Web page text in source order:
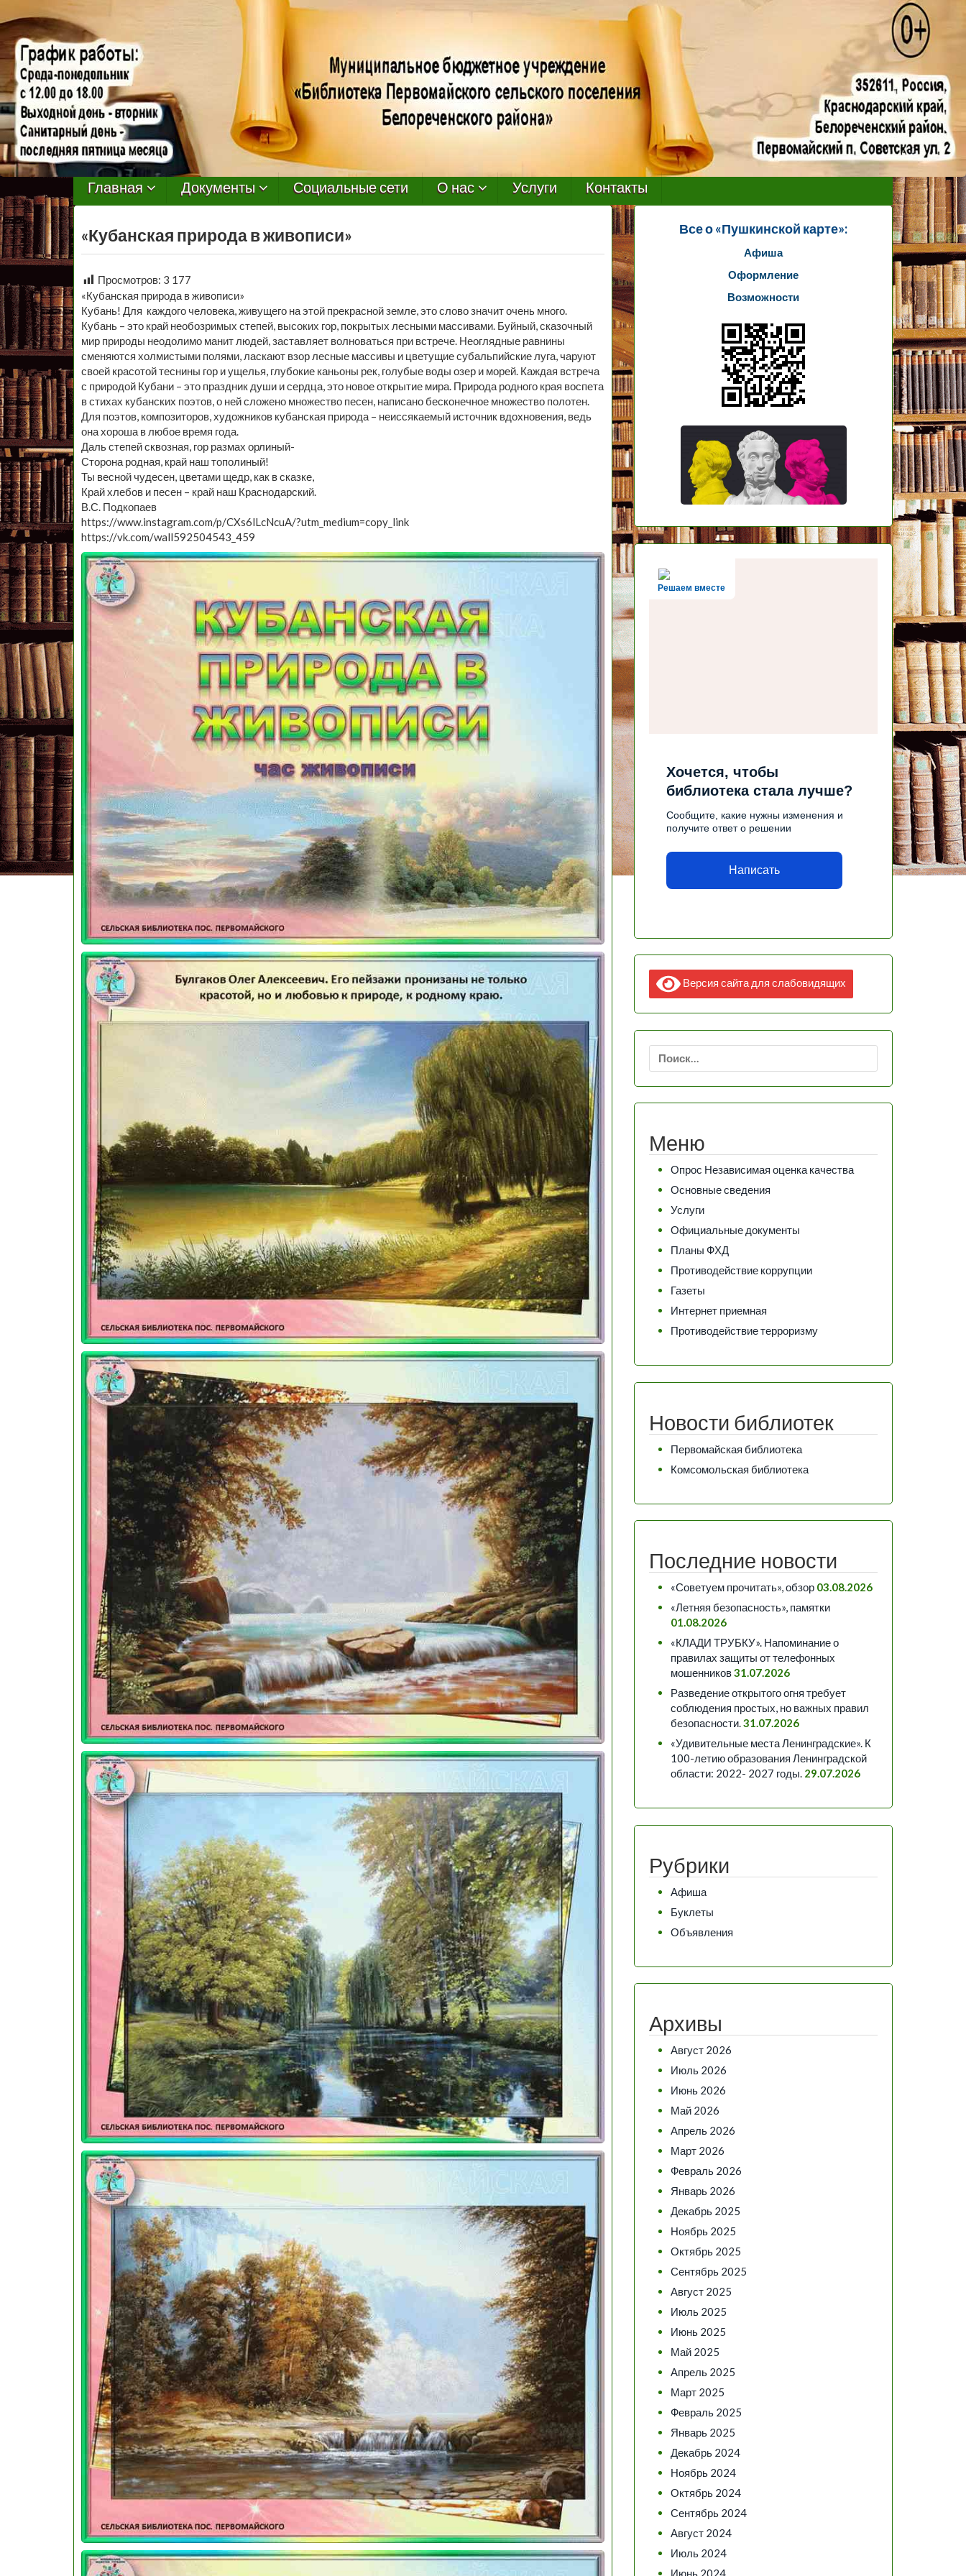
МБУ
Библиотека
Первомайского
Сельского
Поселения
Главная Документы Социальные сети О нас Услуги Контакты
«Кубанская природа в живописи»
Просмотров: 3 177
«Кубанская природа в живописи»
Кубань! Для каждого человека, живущего на этой прекрасной земле, это слово значит очень много.
Кубань – это край необозримых степей, высоких гор, покрытых лесными массивами. Буйный, сказочный
мир природы неодолимо манит людей, заставляет волноваться при встрече. Неоглядные равнины
сменяются холмистыми полями, ласкают взор лесные массивы и цветущие субальпийские луга, чаруют
своей красотой теснины гор и ущелья, глубокие каньоны рек, голубые воды озер и морей. Каждая встреча
с природой Кубани – это праздник души и сердца, это новое открытие мира. Природа родного края воспета
в стихах кубанских поэтов, о ней сложено множество песен, написано бесконечное множество полотен.
Для поэтов, композиторов, художников кубанская природа – неиссякаемый источник вдохновения, ведь
она хороша в любое время года.
Даль степей сквозная, гор размах орлиный-
Сторона родная, край наш тополиный!
Ты весной чудесен, цветами щедр, как в сказке,
Край хлебов и песен – край наш Краснодарский.
В.С. Подкопаев
https://www.instagram.com/p/CXs6lLcNcuA/?utm_medium=copy_link
https://vk.com/wall592504543_459
Все о «Пушкинской карте»:
Афиша
Оформление
Возможности
Решаем вместе
Хочется, чтобы
библиотека стала лучше?
Сообщите, какие нужны изменения и
получите ответ о решении
Написать
Версия сайта для слабовидящих
Найти:
Меню
Опрос Независимая оценка качества
Основные сведения
Услуги
Официальные документы
Планы ФХД
Противодействие коррупции
Газеты
Интернет приемная
Противодействие терроризму
Новости библиотек
Первомайская библиотека
Комсомольская библиотека
Последние новости
«Советуем прочитать», обзор 03.08.2026
«Летняя безопасность», памятки
01.08.2026
«КЛАДИ ТРУБКУ». Напоминание о
правилах защиты от телефонных
мошенников31.07.2026
Разведение открытого огня требует
соблюдения простых, но важных правил
безопасности.31.07.2026
«Удивительные места Ленинградские». К
100-летию образования Ленинградской
области: 2022- 2027 годы. 29.07.2026
Рубрики
Афиша
Буклеты
Объявления
Архивы
Август 2026
Июль 2026
Июнь 2026
Май 2026
Апрель 2026
Март 2026
Февраль 2026
Январь 2026
Декабрь 2025
Ноябрь 2025
Октябрь 2025
Сентябрь 2025
Август 2025
Июль 2025
Июнь 2025
Май 2025
Апрель 2025
Март 2025
Февраль 2025
Январь 2025
Декабрь 2024
Ноябрь 2024
Октябрь 2024
Сентябрь 2024
Август 2024
Июль 2024
Июнь 2024